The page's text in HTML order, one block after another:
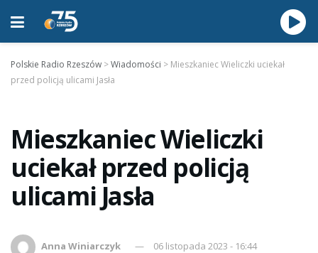
Polskie Radio Rzeszów >Wiadomości > Mieszkaniec Wieliczki uciekał
przed policją ulicami Jasła
Mieszkaniec Wieliczki
uciekał przed policją
ulicami Jasła
Anna Winiarczyk
06 listopada 2023 - 16:44